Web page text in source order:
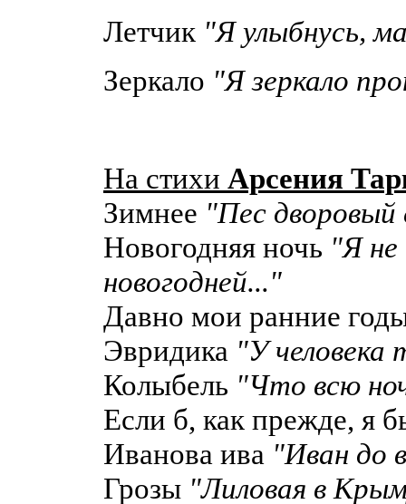
Летчик "Я улыбнусь,
Зеркало "Я зеркало
На стихи Арсения
Зимнее "Пес дворовый
Новогодняя ночь "Я не
новогодней..."
Давно мои ранние
Эвридика "У человека
Колыбель "Что всю
Если б, как прежде, я
Иванова ива "Иван до
Грозы "Лиловая в